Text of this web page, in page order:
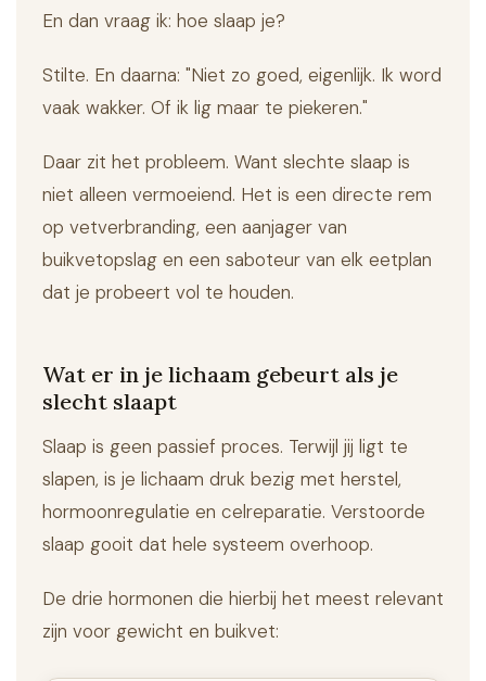
En dan vraag ik: hoe slaap je?
Stilte. En daarna: "Niet zo goed, eigenlijk. Ik word
vaak wakker. Of ik lig maar te piekeren."
Daar zit het probleem. Want slechte slaap is
niet alleen vermoeiend. Het is een directe rem
op vetverbranding, een aanjager van
buikvetopslag en een saboteur van elk eetplan
dat je probeert vol te houden.
Wat er in je lichaam gebeurt als je
slecht slaapt
Slaap is geen passief proces. Terwijl jij ligt te
slapen, is je lichaam druk bezig met herstel,
hormoonregulatie en celreparatie. Verstoorde
slaap gooit dat hele systeem overhoop.
De drie hormonen die hierbij het meest relevant
zijn voor gewicht en buikvet: